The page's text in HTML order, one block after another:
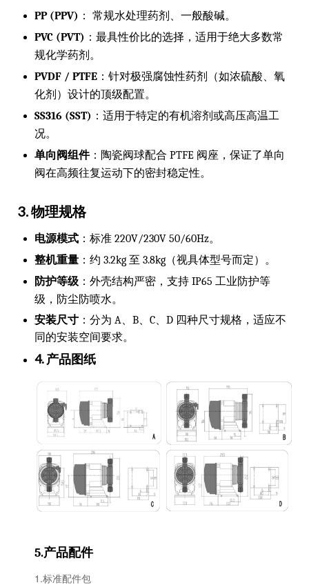
PP (PPV) ： 常规水处理药剂、一般酸碱。
PVC (PVT) ：最具性价比的选择，适用于绝大多数常
规化学药剂。
PVDF / PTFE ：针对极强腐蚀性药剂（如浓硫酸、氧
化剂）设计的顶级配置。
SS316 (SST) ：适用于特定的有机溶剂或高压高温工
况。
单向阀组件：陶瓷阀球配合 PTFE 阀座，保证了单向
阀在高频往复运动下的密封稳定性。
3. 物理规格
电源模式 ：标准 220V/230V 50/60Hz。
整机重量 ：约 3.2kg 至 3.8kg（视具体型号而定）。
防护等级 ：外壳结构严密，支持 IP65 工业防护等
级，防尘防喷水。
安装尺寸 ：分为 A、B、C、D 四种尺寸规格，适应不
同的安装空间要求。
4. 产品图纸
5.产品配件
1.标准配件包